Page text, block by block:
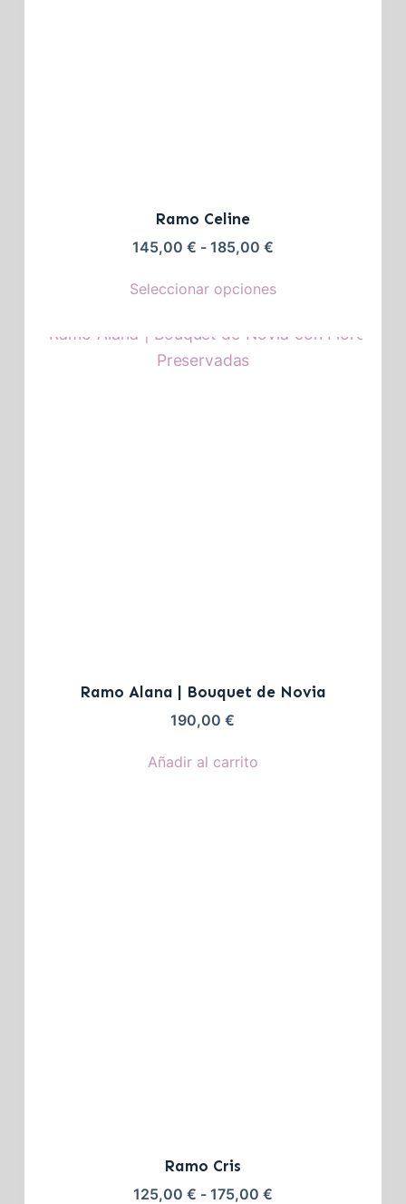
Ramo Celine
145,00 € - 185,00 €
Seleccionar opciones
Ramo Alana | Bouquet de Novia
190,00€
Añadir al carrito
Ramo Cris
125,00 € - 175,00 €